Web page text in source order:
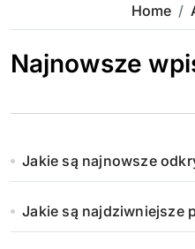
Home
Najnowsze
Jakie są najnowsze
Jakie są najdziwniejsze